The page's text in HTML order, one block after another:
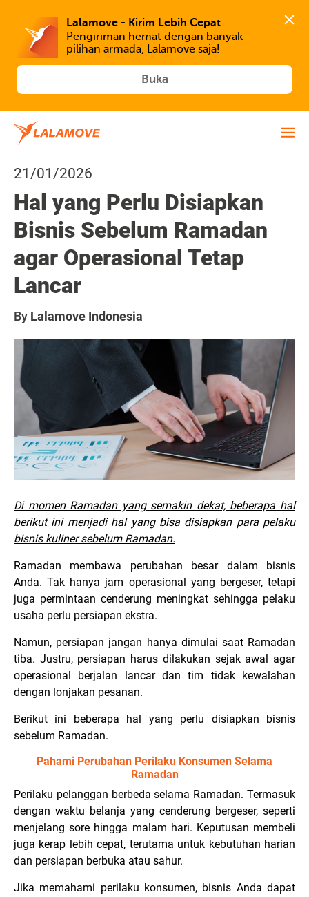
Lalamove - Kirim Lebih Cepat
Pengiriman hemat dengan banyak
Buka
21/01/2026
Hal yang Perlu Disiapkan
Bisnis Sebelum Ramadan
agar Operasional Tetap
Lancar
By Lalamove Indonesia
Di momen Ramadan yang semakin dekat, beberapa hal
berikut ini menjadi hal yang bisa disiapkan para pelaku
bisnis kuliner sebelum Ramadan.
Ramadan membawa perubahan besar dalam bisnis
Anda. Tak hanya jam operasional yang bergeser, tetapi
juga permintaan cenderung meningkat sehingga pelaku
usaha perlu persiapan ekstra.
Namun, persiapan jangan hanya dimulai saat Ramadan
tiba. Justru, persiapan harus dilakukan sejak awal agar
operasional berjalan lancar dan tim tidak kewalahan
dengan lonjakan pesanan.
Berikut ini beberapa hal yang perlu disiapkan bisnis
sebelum Ramadan.
Pahami Perubahan Perilaku Konsumen Selama
Ramadan
Perilaku pelanggan berbeda selama Ramadan. Termasuk
dengan waktu belanja yang cenderung bergeser, seperti
menjelang sore hingga malam hari. Keputusan membeli
juga kerap lebih cepat, terutama untuk kebutuhan harian
dan persiapan berbuka atau sahur.
Jika memahami perilaku konsumen, bisnis Anda dapat